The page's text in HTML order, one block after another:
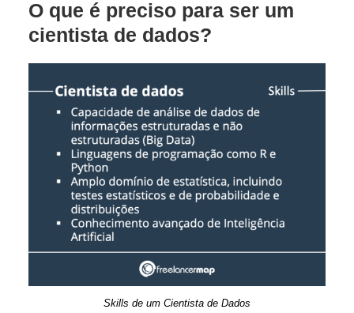
O que é preciso para ser um
cientista de dados?
Skills de um Cientista de Dados